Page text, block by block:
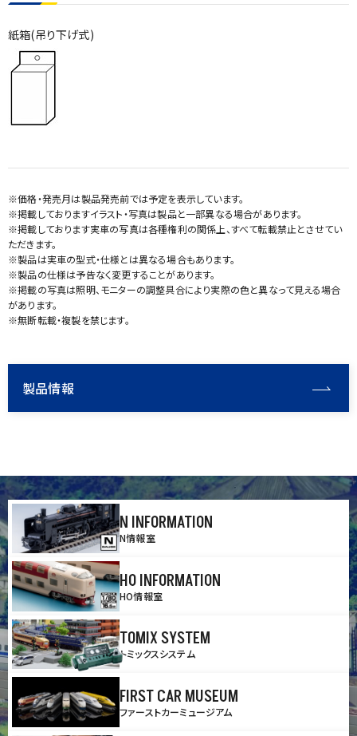
紙箱(吊り下げ式)
※価格・発売月は製品発売前では予定を表示しています。
※掲載しておりますイラスト・写真は製品と一部異なる場合があります。
※掲載しております実車の写真は各種権利の関係上、すべて転載禁止とさせてい
ただきます。
※製品は実車の型式・仕様とは異なる場合もあります。
※製品の仕様は予告なく変更することがあります。
※掲載の写真は照明、モニターの調整具合により実際の色と異なって見える場合
があります。
※無断転載・複製を禁じます。
製品情報
N INFORMATION
N情報室
HO INFORMATION
HO情報室
TOMIX SYSTEM
トミックスシステム
FIRST CAR MUSEUM
ファーストカーミュージアム